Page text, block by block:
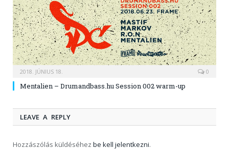
2018. JÚNIUS 18. 0
Mentalien – Drumandbass.hu Session 002 warm-up
LEAVE A REPLY
Hozzászólás küldéséhez be kell jelentkezni.